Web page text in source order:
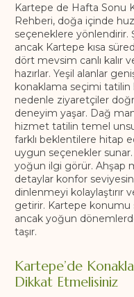
Kartepe de Hafta Sonu
Rehberi, doğa içinde
seçeneklere yönlendirir.
ancak Kartepe kısa
dört mevsim canlı kalır
hazırlar. Yeşil alanlar
konaklama seçimi
nedenle ziyaretçiler
deneyim yaşar. Dağ
hizmet tatilin temel
farklı beklentilere hitap
uygun seçenekler
yoğun ilgi görür. Ahşap
detaylar konfor
dinlenmeyi kolaylaştırır
getirir. Kartepe konumu
ancak yoğun
taşır.
Kartepe’de
Dikkat Etmelisiniz